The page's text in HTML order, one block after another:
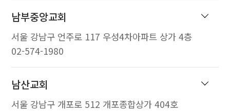
남부중앙교회
서울 강남구 언주로 117 우성4차아파트 상가 4층
02-574-1980
남산교회
서울 강남구 개포로 512 개포종합상가 404호